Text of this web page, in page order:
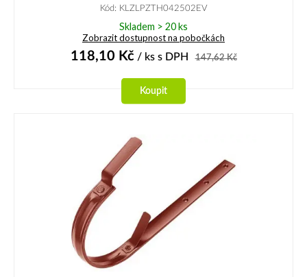
Kód: KLZLPZTH042502EV
Skladem > 20 ks
Zobrazit dostupnost na pobočkách
118,10 Kč/ ks s DPH 147,62Kč
Koupit